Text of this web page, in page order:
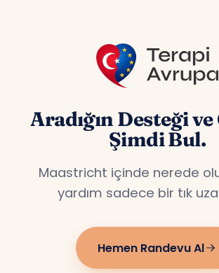
Aradığın Desteği
Şimdi Bul.
Maastricht içinde nerede
yardım sadece bir tık
Hemen Randevu Al